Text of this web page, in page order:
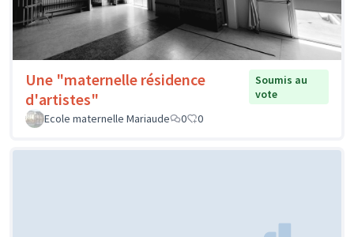
Une "maternelle résidence
d'artistes"
Soumis au
vote
Ecole maternelle Mariaude
0 0